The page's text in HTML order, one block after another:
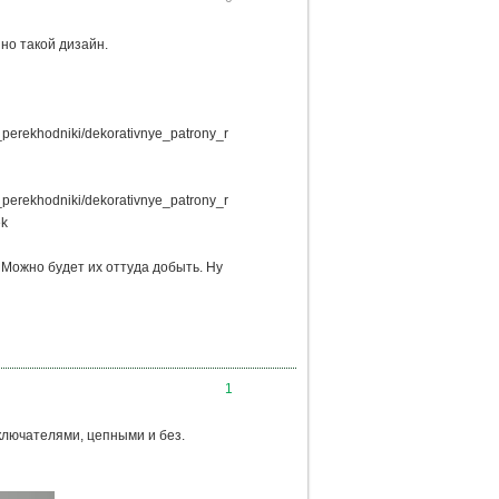
такой дизайн.
dekorativnye_patrony_r
dekorativnye_patrony_r
будет их оттуда добыть. Ну
1
цепными и без.